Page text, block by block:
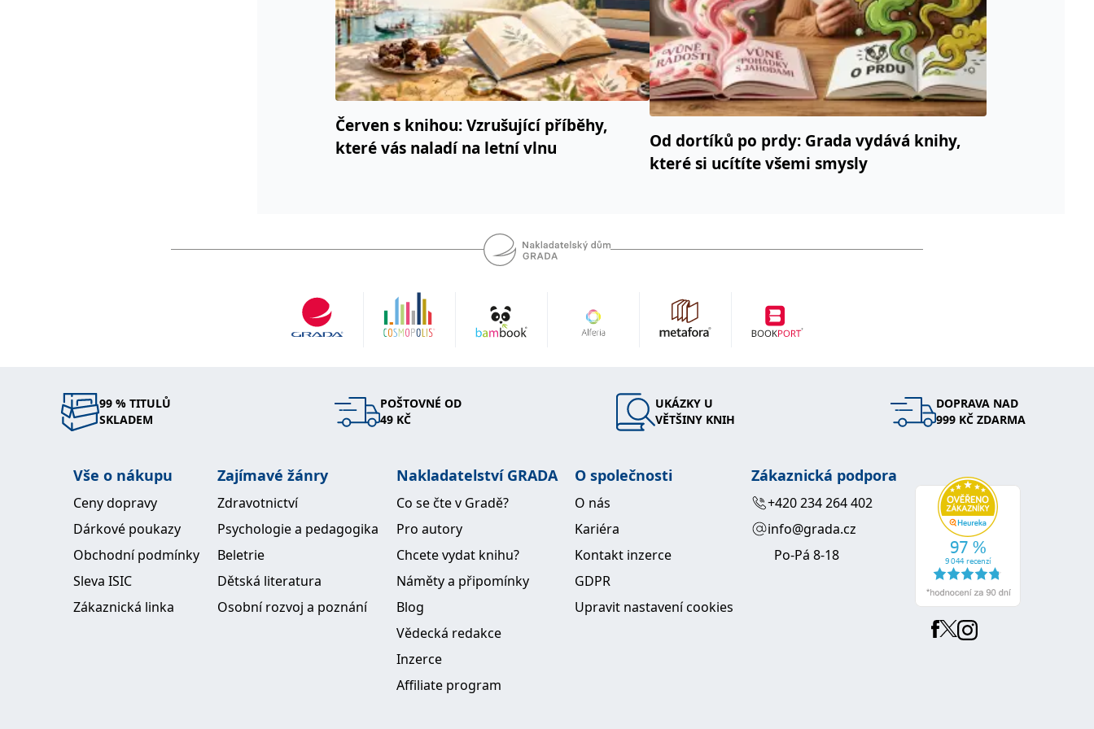
Červen s knihou: Vzrušující příběhy,
které vás naladí na letní vlnu
Od dortíků po prdy: Grada vydává knihy,
které si ucítíte všemi smysly
99 % TITULŮ
SKLADEM
POŠTOVNÉ OD
49 KČ
UKÁZKY U
VĚTŠINY KNIH
DOPRAVA NAD
999 KČ ZDARMA
Vše o nákupu
Ceny dopravy
Dárkové poukazy
Obchodní podmínky
Sleva ISIC
Zákaznická linka
Zajímavé žánry
Zdravotnictví
Psychologie a pedagogika
Beletrie
Dětská literatura
Osobní rozvoj a poznání
Nakladatelství GRADA
Co se čte v Gradě?
Pro autory
Chcete vydat knihu?
Náměty a připomínky
Blog
Vědecká redakce
Inzerce
Affiliate program
O společnosti
O nás
Kariéra
Kontakt inzerce
GDPR
Upravit nastavení cookies
Zákaznická podpora
+420 234 264 402
info@grada.cz
Po-Pá 8-18